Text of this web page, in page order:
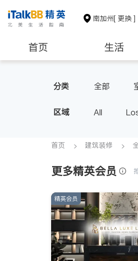
南加州[ 更换 ]
首页 生活
分类 全部
区域 All
Inyo & San
首页 建筑装修
更多精英会员
精英会员